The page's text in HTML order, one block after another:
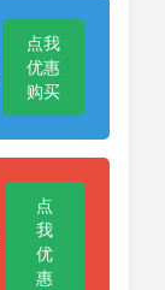
点我
优惠
购买
点
我
优
惠